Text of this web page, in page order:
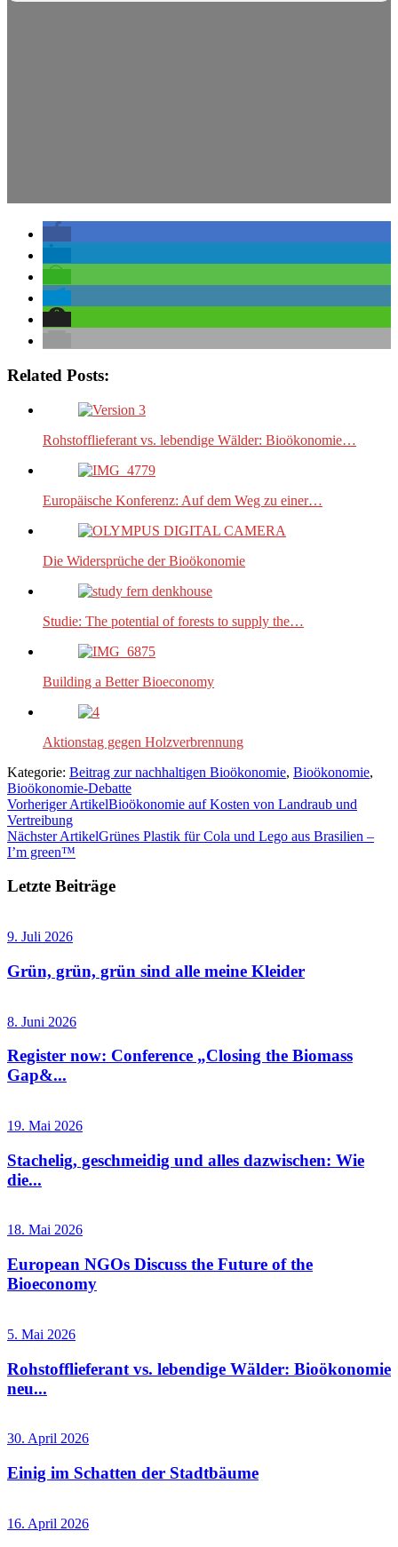
Related Posts:
Rohstofflieferant vs. lebendige Wälder: Bioökonomie…
Europäische Konferenz: Auf dem Weg zu einer…
Die Widersprüche der Bioökonomie
Studie: The potential of forests to supply the…
Building a Better Bioeconomy
Aktionstag gegen Holzverbrennung
Kategorie: Beitrag zur nachhaltigen Bioökonomie, Bioökonomie,
Bioökonomie-Debatte
Vorheriger ArtikelBioökonomie auf Kosten von Landraub und
Vertreibung
Nächster ArtikelGrünes Plastik für Cola und Lego aus Brasilien –
I’m green™
Letzte Beiträge
9. Juli 2026
Grün, grün, grün sind alle meine Kleider
8. Juni 2026
Register now: Conference „Closing the Biomass
Gap&...
19. Mai 2026
Stachelig, geschmeidig und alles dazwischen: Wie
die...
18. Mai 2026
European NGOs Discuss the Future of the
Bioeconomy
5. Mai 2026
Rohstofflieferant vs. lebendige Wälder: Bioökonomie
neu...
30. April 2026
Einig im Schatten der Stadtbäume
16. April 2026